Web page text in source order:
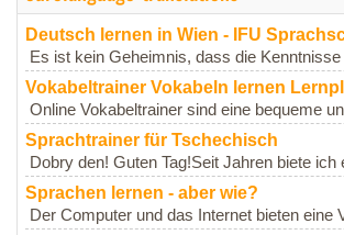
Deutsch lernen in Wien - IFU
Es ist kein Geheimnis, dass die
Vokabeltrainer Vokabeln lernen
Online Vokabeltrainer sind eine bequeme
Sprachtrainer für Tschechisch
Dobry den! Guten Tag!Seit Jahren biete
Sprachen lernen - aber wie?
Der Computer und das Internet bieten